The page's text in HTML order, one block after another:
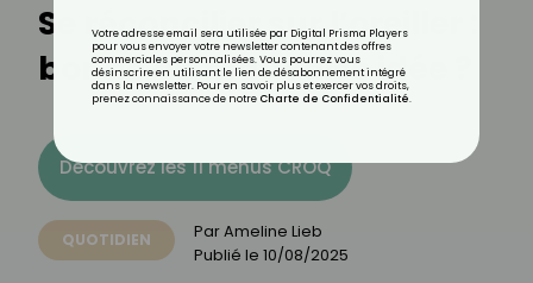
Se réconcilier sur l’oreiller :
bonne ou mauvaise idée ?
Découvrez les 11 menus CROQ
QUOTIDIEN ParAmeline Lieb
Publié le 10/08/2025
Votre adresse email sera utilisée par Digital Prisma Players
pour vous envoyer votre newsletter contenant des offres
commerciales personnalisées. Vous pourrez vous
désinscrire en utilisant le lien de désabonnement intégré
dans la newsletter. Pour en savoir plus et exercer vos droits,
prenez connaissance de notre Charte de Confidentialité.